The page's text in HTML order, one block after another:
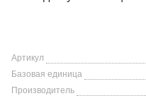
Артикул
Базовая единица
Производитель